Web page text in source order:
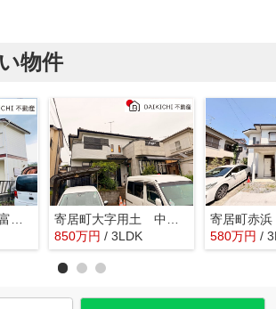
物件
850万円 / 3LDK
寄居町赤
580万円 /